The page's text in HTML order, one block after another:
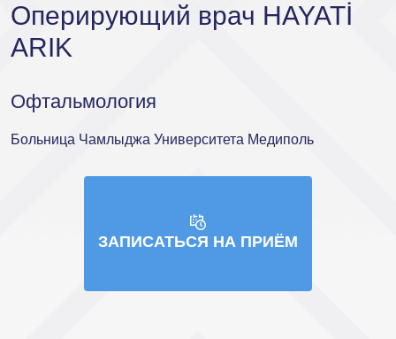
Оперирующий врач HAYATİ
ARIK
Офтальмология
Больница Чамлыджа Университета Медиполь
ЗАПИСАТЬСЯ НА ПРИЁМ